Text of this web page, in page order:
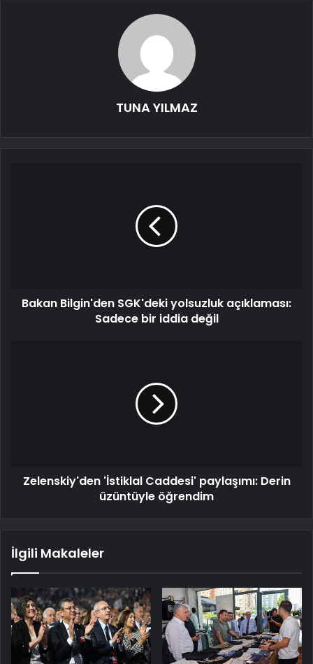
TUNA YILMAZ
Bakan Bilgin'den SGK'deki yolsuzluk açıklaması:
Sadece bir iddia değil
Zelenskiy'den 'İstiklal Caddesi' paylaşımı: Derin
üzüntüyle öğrendim
İlgili Makaleler